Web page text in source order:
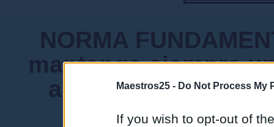
Maestros25 - Do Not Process My
If you wish to opt-out of
NORMA
mantenga siempre
admiten mensajes
instituciones